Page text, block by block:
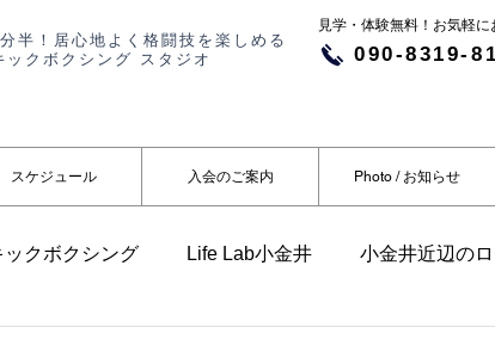
半！居心地よく格闘技を楽しめる
ックボクシング スタジオ
090-8319-
見学・体験無料！お気軽
スケジュール 入会のご案内 Photo / お知らせ
ックボクシング Life Lab小金井 小金井近辺の